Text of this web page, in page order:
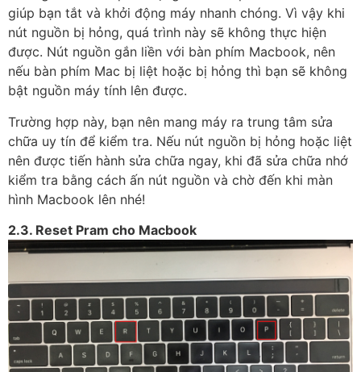
giúp bạn tắt và khởi động máy nhanh chóng. Vì vậy khi
nút nguồn bị hỏng, quá trình này sẽ không thực hiện
được. Nút nguồn gắn liền với bàn phím Macbook, nên
nếu bàn phím Mac bị liệt hoặc bị hỏng thì bạn sẽ không
bật nguồn máy tính lên được.
Trường hợp này, bạn nên mang máy ra trung tâm sửa
chữa uy tín để kiểm tra. Nếu nút nguồn bị hỏng hoặc liệt
nên được tiến hành sửa chữa ngay, khi đã sửa chữa nhớ
kiểm tra bằng cách ấn nút nguồn và chờ đến khi màn
hình Macbook lên nhé!
2.3. Reset Pram cho Macbook